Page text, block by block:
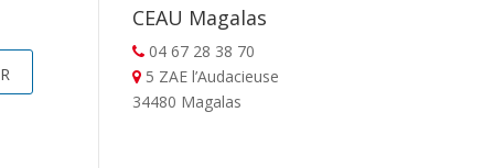
CEAU Magalas
04 67 28 38 70
5 ZAE l’Audacieuse
34480 Magalas